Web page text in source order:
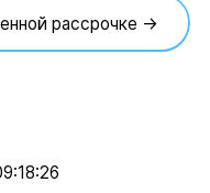
рассрочке →